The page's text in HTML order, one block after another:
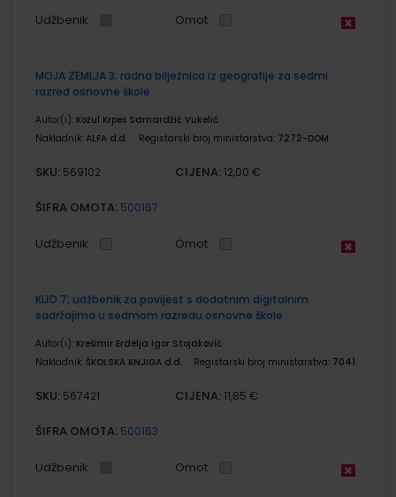
Udžbenik Omot
MOJA ZEMLJA 3; radna bilježnica iz geografije za sedmi
razred osnovne škole
Autor(i): Kožul Krpes Samardžić Vukelić
Nakladnik: ALFA d.d. Registarski broj ministarstva: 7272-DOM
SKU: 569102 CIJENA: 12,00 €
ŠIFRA OMOTA: 500167
Udžbenik Omot
KLIO 7; udžbenik za povijest s dodatnim digitalnim
sadržajima u sedmom razredu osnovne škole
Autor(i): Krešimir Erdelja Igor Stojaković
Nakladnik: ŠKOLSKA KNJIGA d.d. Registarski broj ministarstva: 7041
SKU: 567421 CIJENA: 11,85 €
ŠIFRA OMOTA: 500163
Udžbenik Omot